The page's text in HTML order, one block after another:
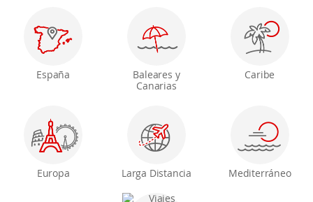
España
Baleares y
Canarias
Caribe
Europa Larga Distancia Mediterráneo